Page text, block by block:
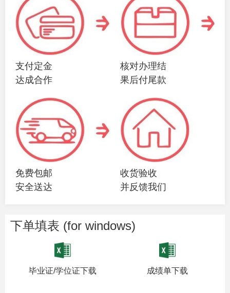
支付定金
达成合作
核对办理结
果后付尾款
免费包邮
安全送达
收货验收
并反馈我们
下单填表 (for windows)
毕业证/学位证下载 成绩单下载